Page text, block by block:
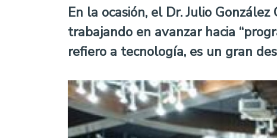
En la ocasión, el Dr. Julio
trabajando en avanzar hacia
refiero a tecnología, es un gran